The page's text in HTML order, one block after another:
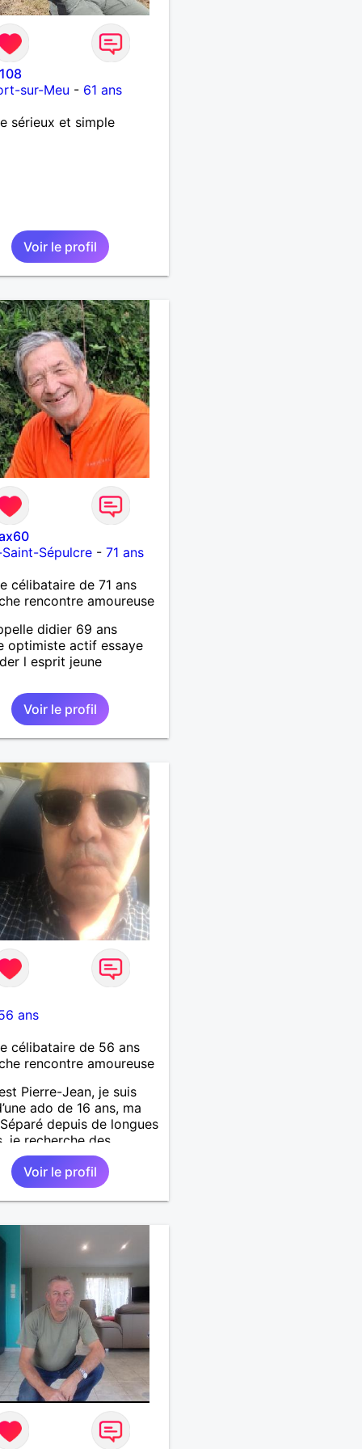
sur-Meu - 61 ans
sérieux et simple
Voir le profil
Sépulcre -71 ans
célibataire de 71 ans
rencontre amoureuse
didier 69 ans
optimiste actif essaye
l esprit jeune
Voir le profil
ans
célibataire de 56 ans
rencontre amoureuse
Pierre-Jean, je suis
ado de 16 ans, ma
depuis de longues
je recherche des
amicales afin de
une solitude parfois
à gérer ainsi que casser
à l’âme. L’amitié reste
peut se décliner en
plus puissants.
fera son œuvre »
Schopenhauer,
allemand que j’adore.
discuter sans pour autant
locace. Je suis bourré
avec très peu de
Je suis altruiste,
empathique,
honnête,
doux de caractère
: je laisse
Voir le profil